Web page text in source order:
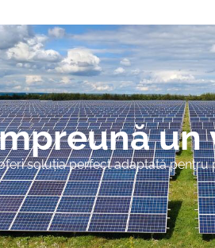
un
soluția perfect adaptată